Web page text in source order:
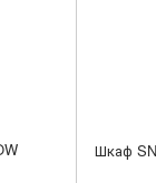
Шкаф